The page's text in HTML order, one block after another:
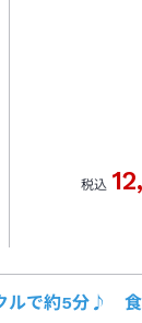
税込
ルで約5分♪